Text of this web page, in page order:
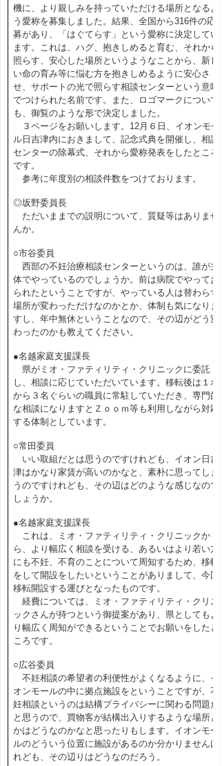
機に、より親しみを持っていただける場所となるよ
う愛称を募集しました。結果、全国から316件の応
募があり、「はぐてらす」という愛称に決定してい
ます。これは、ハグ、抱きしめると育む、それから
照らす、安心した場所というようなことから、新し
い命の育み等に悩む方を抱きしめるように安心さ
せ、サポートの光で照らす相談センターという意味
でつけられた名前です。また、ロゴマークについて
も、御覧のような形で決定しました。
３ページをお願いします。12月６日、イオンモー
ル日吉津内におきまして、記念式典を開催し、相談
センターの除幕式、それから愛称発表をしたところ
です。
参考に年度別の相談件数をつけております。
◎坂野委員長
ただいままでの説明について、質疑等はありませ
んか。
○市谷委員
西部の不妊治療相談センターというのは、誰が主
体でやっているのでしょうか。前は病院でやってお
られたということですが、やっている人は替わらず
場所が変わっただけなのかとか、体制も気になりま
すし、年中無休ということなので、その辺がどう変
わったのかも教えてください。
●名越家庭支援課長
県がミオ・ファティリティ・クリニックに委託
し、相談に応じていただいています。移転後は１名
から３名ぐらいの職員に常駐していただき、専門的
な相談になりますとＺｏｏｍ等も利用しながら対応
する体制としています。
○常田委員
いい取組だとは思うのですけれども、イオン日吉
津はかなり家賃が高いのかなと、素朴に思ってしま
うのですけれども、その辺はどのような感じなので
しょうか。
●名越家庭支援課長
これは、ミオ・ファティリティ・クリニックか
ら、より幅広く相談を受ける、あるいはより若い方
にも不妊、不育のことについて周知するため、移転
をして開設をしたいということがありまして、今回
移転開設する運びとなったものです。
経費については、ミオ・ファティリティ・クリニ
ックさんが持つという御提案があり、県としてもよ
り幅広く周知ができるということでお願いをしたと
ころです。
○広谷委員
不妊相談の希望者の利便性がよくなるように、イ
オンモールの中に拠点施設をということですが、不
妊相談というのは結構プライバシーに関わる問題だ
と思うので、買物客が結構出入りするような場所と
かはどうなのかなと思ったりもします。イオンモー
ルのどういう位置に施設があるのか分かりませんけ
れども、その辺りはどうなのだろう。